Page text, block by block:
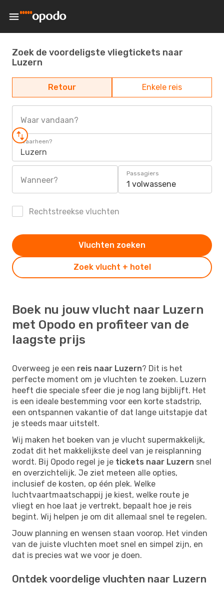
Zoek de voordeligste vliegtickets naar
Luzern
Retour Enkele reis
Waar vandaan?
Waarheen?
Luzern
Wanneer?
Passagiers
1 volwassene
Rechtstreekse vluchten
Zoek vlucht + hotel
Vluchten zoeken
Boek nu jouw vlucht naar Luzern
met Opodo en profiteer van de
laagste prijs
Overweeg je een reis naar Luzern? Dit is het
perfecte moment om je vluchten te zoeken. Luzern
heeft die speciale sfeer die je nog lang bijblijft. Het
is een ideale bestemming voor een korte stadstrip,
een ontspannen vakantie of dat lange uitstapje dat
je steeds maar uitstelt.
Wij maken het boeken van je vlucht supermakkelijk,
zodat dit het makkelijkste deel van je reisplanning
wordt. Bij Opodo regel je je tickets naar Luzern snel
en overzichtelijk. Je ziet meteen alle opties,
inclusief de kosten, op één plek. Welke
luchtvaartmaatschappij je kiest, welke route je
vliegt en hoe laat je vertrekt, bepaalt hoe je reis
begint. Wij helpen je om dit allemaal snel te regelen.
Jouw planning en wensen staan voorop. Het vinden
van de juiste vluchten moet snel en simpel zijn, en
dat is precies wat we voor je doen.
Ontdek voordelige vluchten naar Luzern